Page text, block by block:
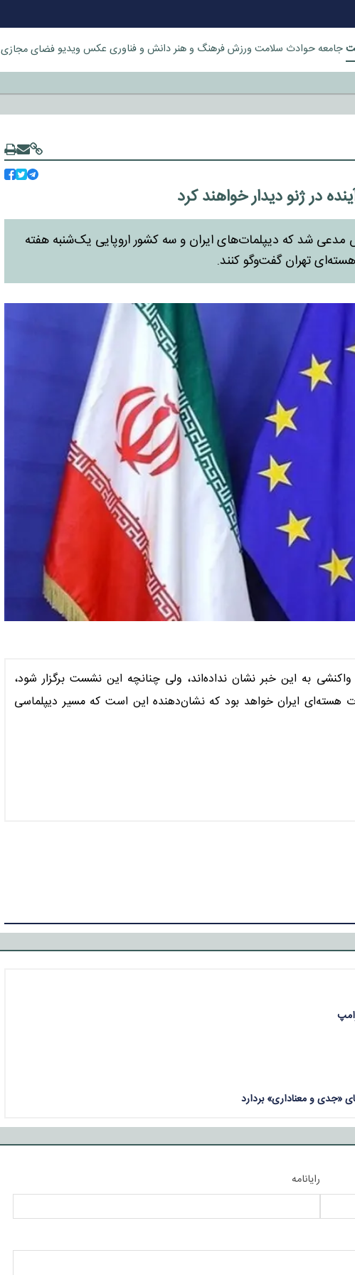
جامعهحوادث سلامت ورزشفرهنگ و هنردانش و فناوری عکس ویدیوفضای مجازی
خورد
در ژنو دیدار خواهند کرد
شد که دیپلمات‌های ایران و سه کشور اروپایی یک‌شنبه هفته
هسته‌ای تهران گفت‌وگو کنند.
به این خبر نشان نداده‌اند، ولی چنانچه این نشست برگزار شود،
هسته‌ای ایران خواهد بود که نشان‌دهنده این است که مسیر دیپلماسی
«جدی و معناداری» بردارد
رایانامه